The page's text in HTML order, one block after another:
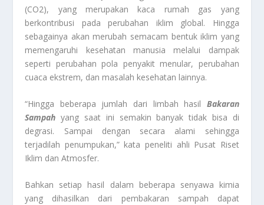
(CO2), yang merupakan kaca rumah gas yang
berkontribusi pada perubahan iklim global. Hingga
sebagainya akan merubah semacam bentuk iklim yang
memengaruhi kesehatan manusia melalui dampak
seperti perubahan pola penyakit menular, perubahan
cuaca ekstrem, dan masalah kesehatan lainnya.
“Hingga beberapa jumlah dari limbah hasil Bakaran
Sampah yang saat ini semakin banyak tidak bisa di
degrasi. Sampai dengan secara alami sehingga
terjadilah penumpukan,” kata peneliti ahli Pusat Riset
Iklim dan Atmosfer.
Bahkan setiap hasil dalam beberapa senyawa kimia
yang dihasilkan dari pembakaran sampah dapat